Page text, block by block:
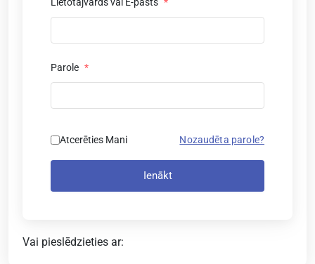
Parole *
Atcerēties Mani Nozaudēta parole?
Ienākt
Vai pieslēdzieties ar: